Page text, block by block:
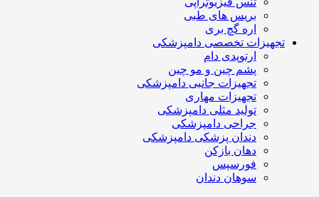
بریس های طبی
اره گچ بری
تجهیزات تخصصی دامپزشکی
ارتوپدی دام
پشم چین و مو چین
تجهیزات جانبی دامپزشکی
تجهیزات مهاری
تولید مثلی دامپزشکی
جراحی دامپزشکی
دندان پزشکی دامپزشکی
دهان بازکن
فورسپس
سوهان دندان